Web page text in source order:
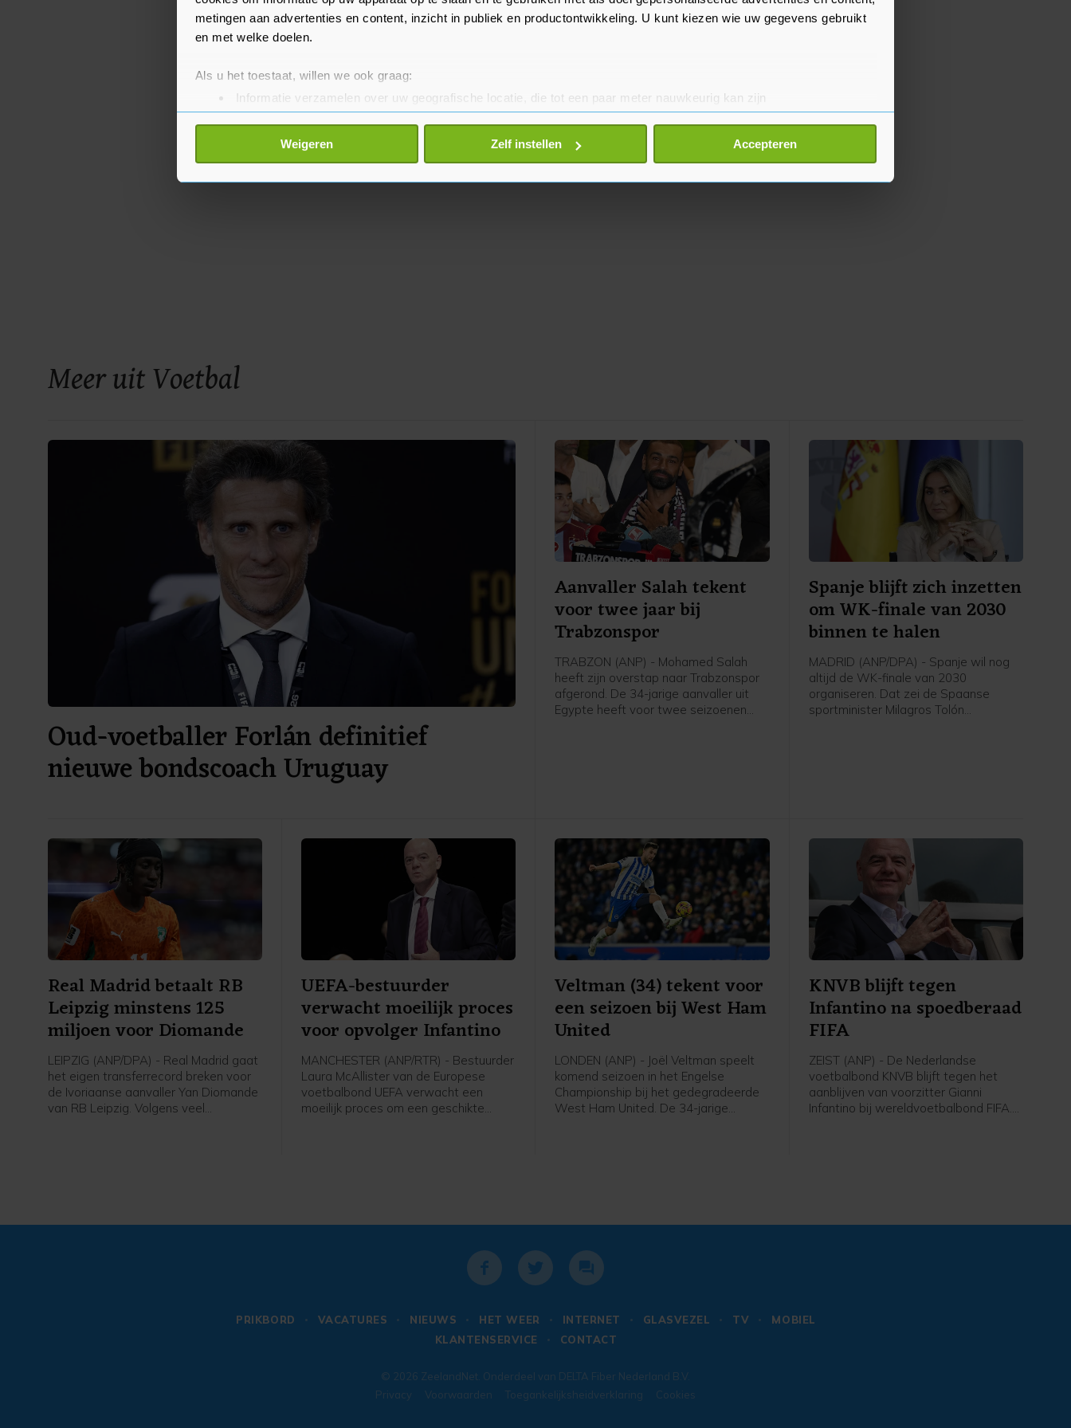
metingen aan advertenties en content, inzicht in publiek en productontwikkeling. U kunt kiezen wie uw gegevens gebruikt
en met welke doelen.
Als u het toestaat, willen we ook graag:
Informatie verzamelen over uw geografische locatie, die tot een paar meter nauwkeurig kan zijn
Uw apparaat identificeren door het actief te scannen op specifieke eigenschappen (fingerprinting)
Lees meer over hoe uw persoonlijke gegevens worden verwerkt en stel uw voorkeuren in het
detailgedeelte
toestemming op elk moment wijzigen of intrekken in de Cookieverklaring.
Weigeren Zelf instellen Accepteren
Meer uit Voetbal
Oud-voetballer Forlán definitief
nieuwe bondscoach Uruguay
Aanvaller Salah tekent
voor twee jaar bij
Trabzonspor
TRABZON (ANP) - Mohamed Salah
heeft zijn overstap naar Trabzonspor
afgerond. De 34-jarige aanvaller uit
Egypte heeft voor twee seizoenen
Spanje blijft zich inzetten
om WK-finale van 2030
binnen te halen
MADRID (ANP/DPA) - Spanje wil nog
altijd de WK-finale van 2030
organiseren. Dat zei de Spaanse
sportminister Milagros Tolón
Real Madrid betaalt RB
Leipzig minstens 125
miljoen voor Diomande
LEIPZIG (ANP/DPA) - Real Madrid gaat
het eigen transferrecord breken voor
de Ivoriaanse aanvaller Yan Diomande
van RB Leipzig. Volgens veel
UEFA-bestuurder
verwacht moeilijk proces
voor opvolger Infantino
MANCHESTER (ANP/RTR) - Bestuurder
Laura McAllister van de Europese
voetbalbond UEFA verwacht een
moeilijk proces om een geschikte
Veltman (34) tekent voor
een seizoen bij West Ham
United
LONDEN (ANP) - Joël Veltman speelt
komend seizoen in het Engelse
Championship bij het gedegradeerde
West Ham United. De 34-jarige
KNVB blijft tegen
Infantino na spoedberaad
FIFA
ZEIST (ANP) - De Nederlandse
voetbalbond KNVB blijft tegen het
aanblijven van voorzitter Gianni
Infantino bij wereldvoetbalbond FIFA.
PRIKBORD VACATURES NIEUWS HET WEER INTERNET GLASVEZEL TV
MOBIEL
KLANTENSERVICE
CONTACT
© 2026 ZeelandNet . Onderdeel van DELTA Fiber Nederland B.V.
Privacy
Voorwaarden Toegankelijksheidverklaring Cookies